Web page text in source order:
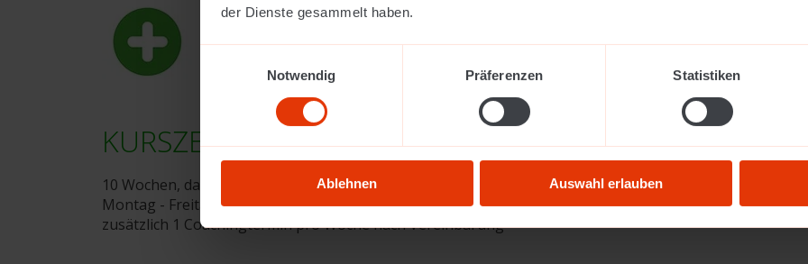
der Dienste gesammelt haben.
Notwendig
Präferenzen Statistiken
Ablehnen Auswahl erlauben
KURSZEITEN
10 Wochen, davon bist du eine Woche im Praktikum
Montag - Freitag 8:30 - 11:30 Uhr
zusätzlich 1 Coachingtermin pro Woche nach Vereinbarung